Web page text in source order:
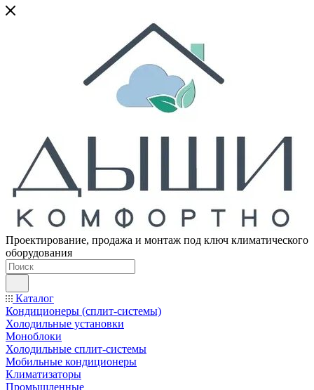
Проектирование, продажа и монтаж под ключ климатического
оборудования
Каталог
Кондиционеры (сплит-системы)
Холодильные установки
Моноблоки
Холодильные сплит-системы
Мобильные кондиционеры
Климатизаторы
Промышленные